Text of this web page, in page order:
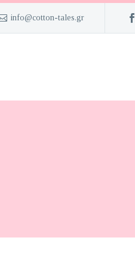
info@cotton-tales.gr